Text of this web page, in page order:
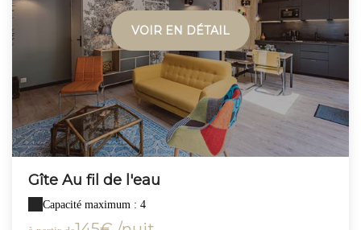
VOIR EN DÉTAIL
Gîte Au fil de l'eau
Capacité maximum : 4